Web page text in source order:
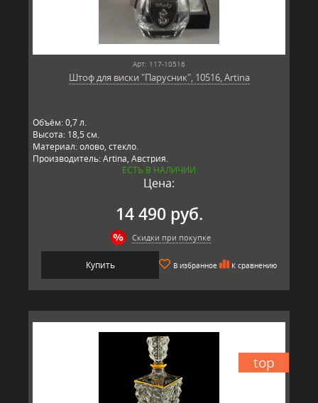
Арт: 117-10516
Штоф для виски "Парусник", 10516, Artina
Объём: 0,7 л.
Высота: 18,5 см.
Материал: олово, стекло.
Производитель: Artina, Австрия.
ЕСТЬ В НАЛИЧИИ
Цена:
14 490 руб.
Скидки при покупке
Купить В избранное К сравнению
top